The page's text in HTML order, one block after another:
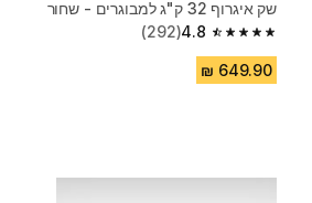
שק איגרוף 32 ק"ג למבוגרים - שחור
4.8
4.8 out of 5 stars from 292 reviews
(292)